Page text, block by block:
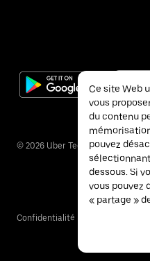
© 2026 Uber Technologies Inc.
Confidentialité
Ce site Web
vous
du contenu
pouvez
dessous. Si
vous pouvez
« partage »